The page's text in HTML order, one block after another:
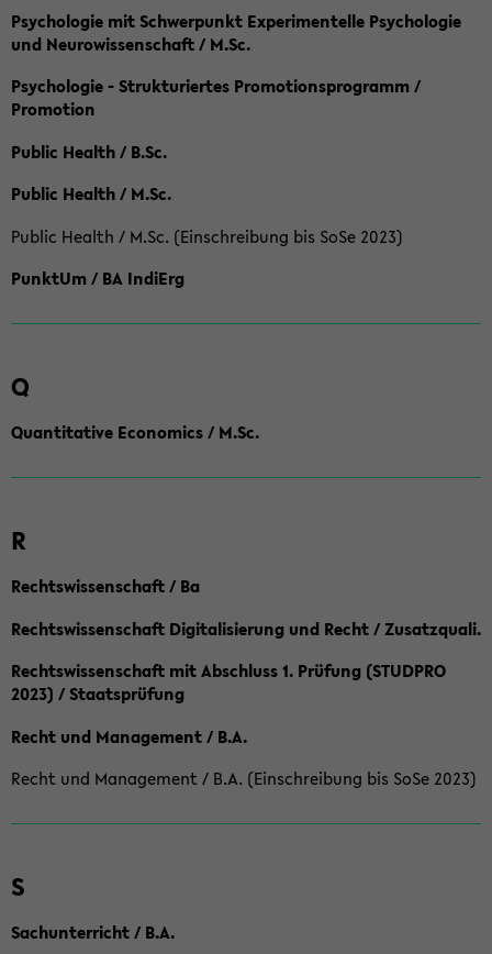
Psychologie mit Schwerpunkt Experimentelle Psychologie
und Neurowissenschaft / M.Sc.
Psychologie - Strukturiertes Promotionsprogramm /
Promotion
Public Health / B.Sc.
Public Health / M.Sc.
Public Health / M.Sc. (Einschreibung bis SoSe 2023)
PunktUm / BA IndiErg
Q
Quantitative Economics / M.Sc.
R
Rechtswissenschaft / Ba
Rechtswissenschaft Digitalisierung und Recht / Zusatzquali.
Rechtswissenschaft mit Abschluss 1. Prüfung (STUDPRO
2023) / Staatsprüfung
Recht und Management / B.A.
Recht und Management / B.A. (Einschreibung bis SoSe 2023)
S
Sachunterricht / B.A.